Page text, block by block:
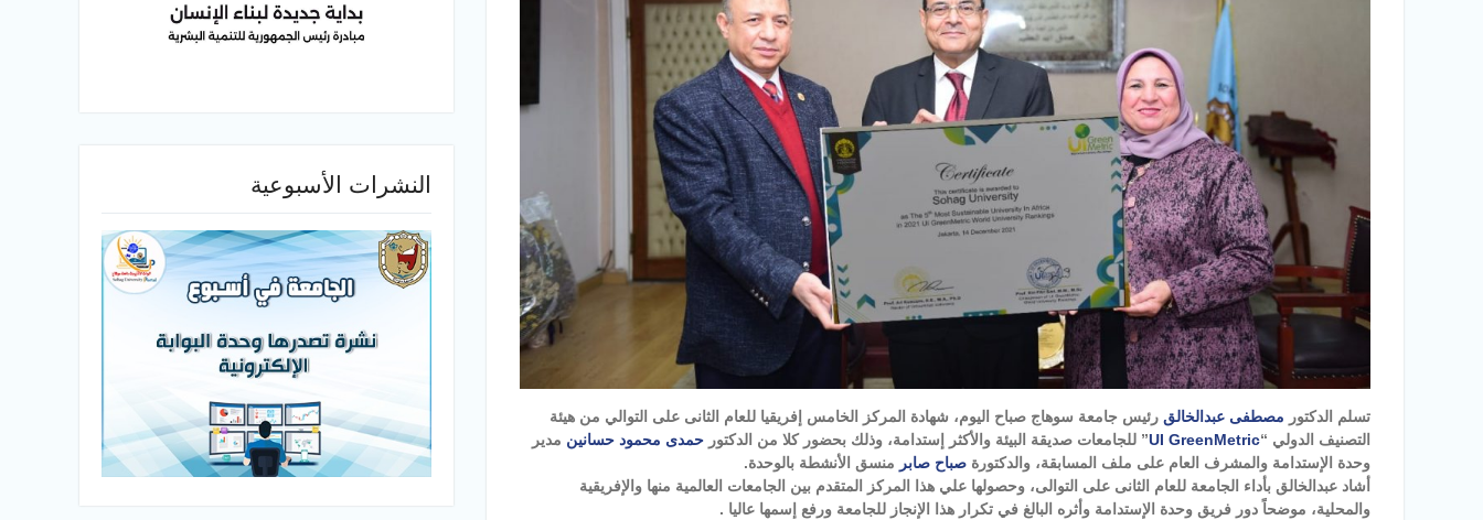
تسلم الدكتور مصطفى عبدالخالق رئيس جامعة سوهاج صباح اليوم، شهادة المركز الخامس إفريقيا للعام الثانى على التوالي من هيئة
التصنيف الدولي “UI GreenMetric” للجامعات صديقة البيئة والأكثر إستدامة، وذلك بحضور كلا من الدكتور حمدى محمود حسانين مدير
وحدة الإستدامة والمشرف العام على ملف المسابقة، والدكتورة صباح صابر منسق الأنشطة بالوحدة.
أشاد عبدالخالق بأداء الجامعة للعام الثانى على التوالى، وحصولها علي هذا المركز المتقدم بين الجامعات العالمية منها والإفريقية
والمحلية، موضحاً دور فريق وحدة الإستدامة وأثره البالغ في تكرار هذا الإنجاز للجامعة ورفع إسمها عاليا .
النشرات الأسبوعية